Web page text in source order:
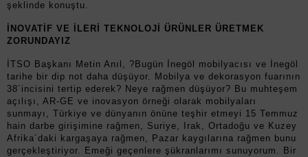
şeklinde konuştu.
İNOVATİF VE İLERİ TEKNOLOJİ ÜRÜNLER ÜRETMEK
ZORUNDAYIZ
İTSO Başkanı Metin Anıl, ?Bugün İnegöl mobilyacısı ve İnegöl
tarihe bir dip not daha düşüyor. Mobilya ve dekorasyon fuarının
38´incisini tertip ederek? Neye rağmen düşüyor? Bu muhteşem
açılışı, AR-GE ve inovasyon örneği olarak mobilyaları
sunmayı, Türkiye ve dünyanın önüne teşhir etmeyi 15 Temmuz
hain darbe girişimine rağmen, Suriye, Irak, Ortadoğu ve Kuzey
Afrika´daki kargaşaya rağmen, Pazar kaygılarına rağmen bunu
gerçekleştiriyor. Emeği geçenlere şükranlarımı sunuyorum. Bir